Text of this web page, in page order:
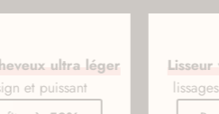
ultra léger
et puissant